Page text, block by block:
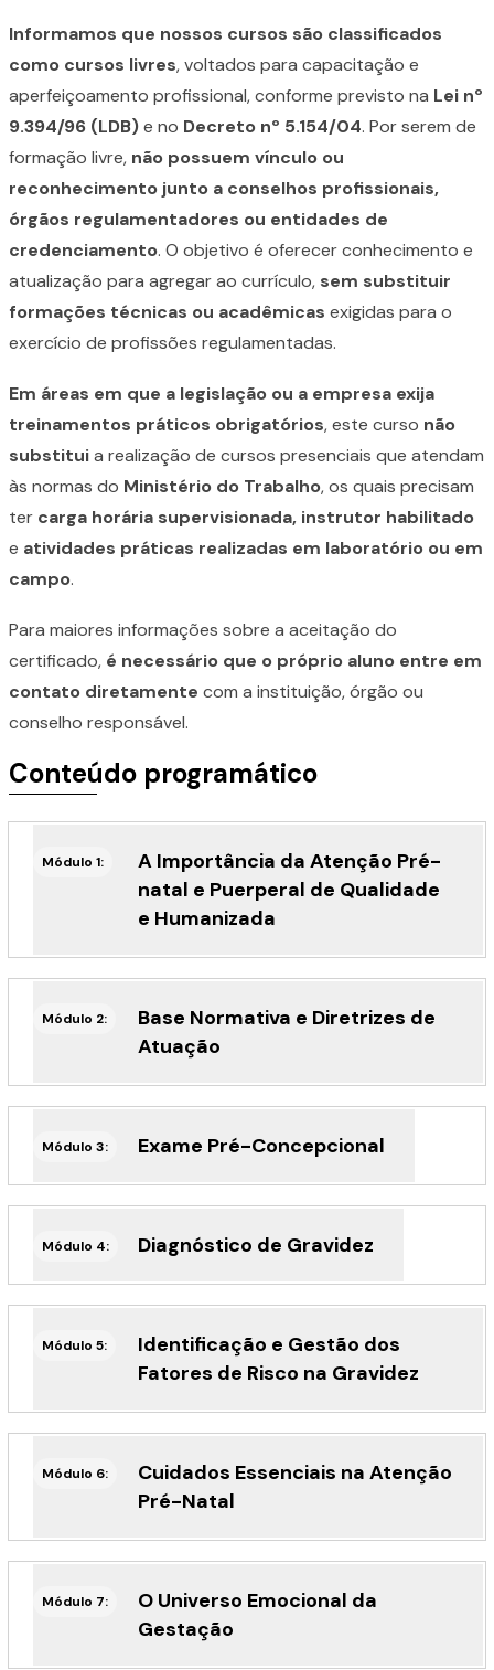
Informamos que nossos cursos são classificados
como cursos livres, voltados para capacitação e
aperfeiçoamento profissional, conforme previsto na Lei nº
9.394/96 (LDB)e no Decreto nº 5.154/04. Por serem de
formação livre, não possuem vínculo ou
reconhecimento junto a conselhos profissionais,
órgãos regulamentadores ou entidades de
credenciamento. O objetivo é oferecer conhecimento e
atualização para agregar ao currículo, sem substituir
formações técnicas ou acadêmicas exigidas para o
exercício de profissões regulamentadas.
Em áreas em que a legislação ou a empresa exija
treinamentos práticos obrigatórios, este curso não
substituia realização de cursos presenciais que atendam
às normas do Ministério do Trabalho, os quais precisam
ter carga horária supervisionada, instrutor habilitado
e atividades práticas realizadas em laboratório ou em
campo.
Para maiores informações sobre a aceitação do
certificado, é necessário que o próprio aluno entre em
contato diretamente com a instituição, órgão ou
conselho responsável.
Conteúdo programático
Módulo 1:
A Importância da Atenção Pré-
natal e Puerperal de Qualidade
e Humanizada
Módulo 2:
Base Normativa e Diretrizes de
Atuação
Módulo 3: Exame Pré-Concepcional
Módulo 4: Diagnóstico de Gravidez
Módulo 5:
Identificação e Gestão dos
Fatores de Risco na Gravidez
Módulo 6:
Cuidados Essenciais na Atenção
Pré-Natal
Módulo 7:
O Universo Emocional da
Gestação